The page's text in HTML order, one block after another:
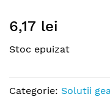
to
beginning
the
images
6,17 lei
Stoc epuizat
Categorie: Solutii